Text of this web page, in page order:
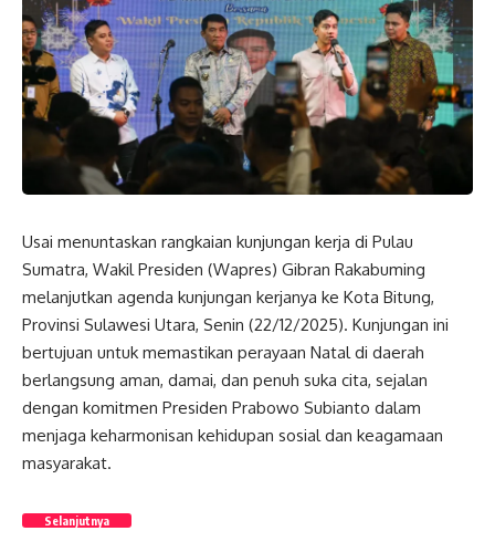
Usai menuntaskan rangkaian kunjungan kerja di Pulau
Sumatra, Wakil Presiden (Wapres) Gibran Rakabuming
melanjutkan agenda kunjungan kerjanya ke Kota Bitung,
Provinsi Sulawesi Utara, Senin (22/12/2025). Kunjungan ini
bertujuan untuk memastikan perayaan Natal di daerah
berlangsung aman, damai, dan penuh suka cita, sejalan
dengan komitmen Presiden Prabowo Subianto dalam
menjaga keharmonisan kehidupan sosial dan keagamaan
masyarakat.
Selanjutnya